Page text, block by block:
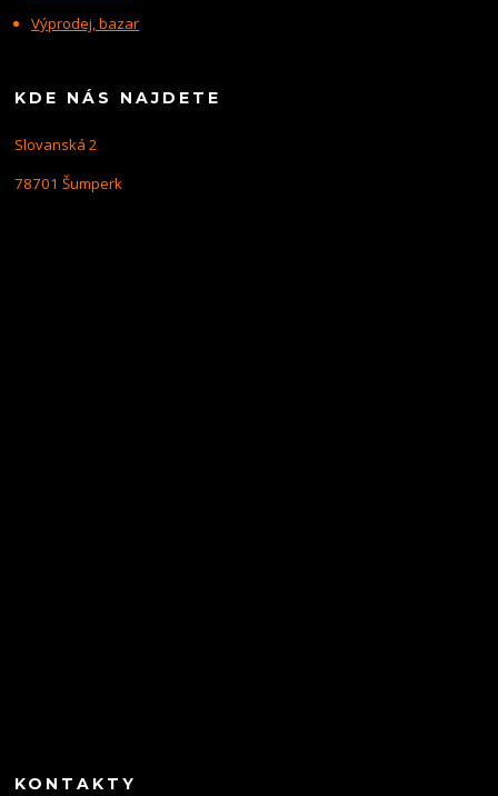
Výprodej, bazar
KDE NÁS NAJDETE
Slovanská 2
78701 Šumperk
KONTAKTY